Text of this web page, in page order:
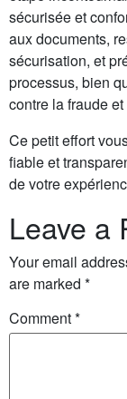
sécurisée et
aux documents,
sécurisation, et
processus, bien
contre la fraude
Ce petit effort
fiable et
de votre
Leave a
Your email
are marked *
Comment*